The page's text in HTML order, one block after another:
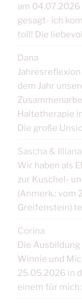
am
gesagt- ich
toll! Die
Dana
dem Jahr
Haltetherapie
Die große
Sascha & Illiana
Wir haben als
zur Kuschel-
(Anmerk.: vom
Greifenstein)
Corina
Die
Winnie und
25.05.2026 in
einem für